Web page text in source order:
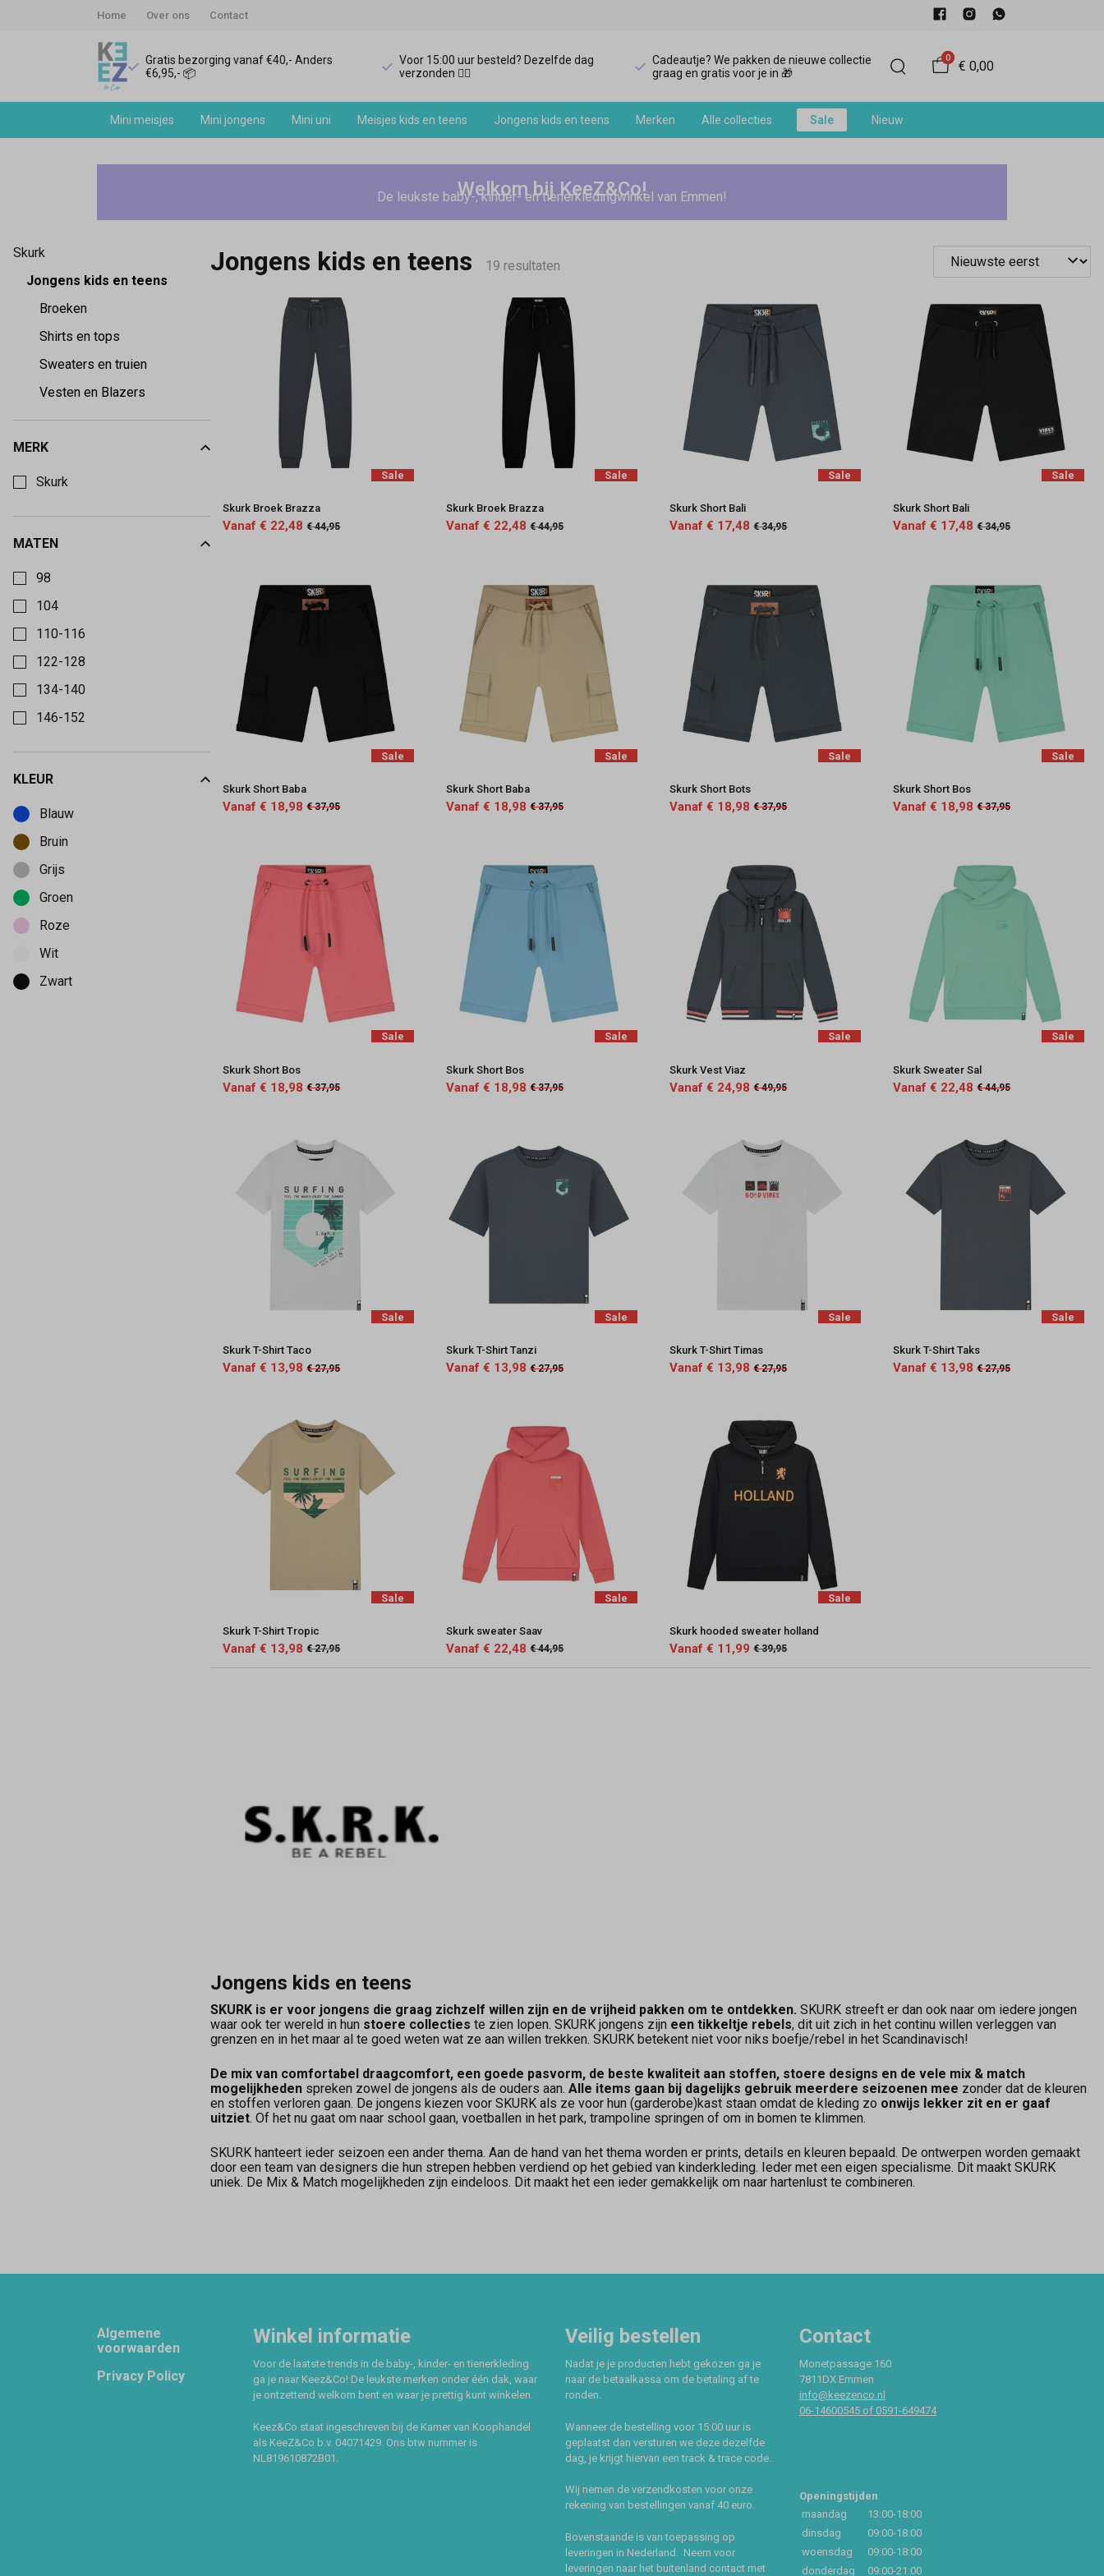
Home Over ons Contact
Gratis bezorging vanaf €40,- Anders
€6,95,- 📦
Voor 15:00 uur besteld? Dezelfde dag
verzonden 🏃‍♀️
Cadeautje? We pakken de nieuwe collectie
graag en gratis voor je in 🎁
0
€ 0,00
Mini meisjes Mini jongens Mini uni Meisjes kids en teens Jongens kids en teens Merken Alle collecties Sale Nieuw
Skurk
-
Keez&Co
Welkom bij KeeZ&Co!
De leukste baby-, kinder- en tienerkledingwinkel van Emmen!
Skurk
Jongens kids en teens
Broeken
Shirts en tops
Sweaters en truien
Vesten en Blazers
MERK
Skurk
MATEN
98
104
110-116
122-128
134-140
146-152
KLEUR
Blauw
Bruin
Grijs
Groen
Roze
Wit
Zwart
Jongens kids en teens 19 resultaten
Sale
Skurk Broek Brazza
Vanaf € 22,48 € 44,95
Sale
Skurk Broek Brazza
Vanaf € 22,48 € 44,95
Sale
Skurk Short Bali
Vanaf € 17,48 € 34,95
Sale
Skurk Short Bali
Vanaf € 17,48 € 34,95
Sale
Skurk Short Baba
Vanaf € 18,98 € 37,95
Sale
Skurk Short Baba
Vanaf € 18,98 € 37,95
Sale
Skurk Short Bots
Vanaf € 18,98 € 37,95
Sale
Skurk Short Bos
Vanaf € 18,98 € 37,95
Sale
Skurk Short Bos
Vanaf € 18,98 € 37,95
Sale
Skurk Short Bos
Vanaf € 18,98 € 37,95
Sale
Skurk Vest Viaz
Vanaf € 24,98 € 49,95
Sale
Skurk Sweater Sal
Vanaf € 22,48 € 44,95
Sale
Skurk T-Shirt Taco
Vanaf € 13,98 € 27,95
Sale
Skurk T-Shirt Tanzi
Vanaf € 13,98 € 27,95
Sale
Skurk T-Shirt Timas
Vanaf € 13,98 € 27,95
Sale
Skurk T-Shirt Taks
Vanaf € 13,98 € 27,95
Sale
Skurk T-Shirt Tropic
Vanaf € 13,98 € 27,95
Sale
Skurk sweater Saav
Vanaf € 22,48 € 44,95
Sale
Skurk hooded sweater holland
Vanaf € 11,99 € 39,95
Jongens kids en teens
SKURK is er voor jongens die graag zichzelf willen zijn en de vrijheid pakken om te ontdekken. SKURK streeft er dan ook naar om iedere jongen
waar ook ter wereld in hun stoere collecties te zien lopen. SKURK jongens zijn een tikkeltje rebels, dit uit zich in het continu willen verleggen van
grenzen en in het maar al te goed weten wat ze aan willen trekken. SKURK betekent niet voor niks boefje/rebel in het Scandinavisch!
De mix van comfortabel draagcomfort, een goede pasvorm, de beste kwaliteit aan stoffen, stoere designs en de vele mix & match
mogelijkheden spreken zowel de jongens als de ouders aan. Alle items gaan bij dagelijks gebruik meerdere seizoenen mee zonder dat de kleuren
en stoffen verloren gaan. De jongens kiezen voor SKURK als ze voor hun (garderobe)kast staan omdat de kleding zo onwijs lekker zit en er gaaf
uitziet. Of het nu gaat om naar school gaan, voetballen in het park, trampoline springen of om in bomen te klimmen.
SKURK hanteert ieder seizoen een ander thema. Aan de hand van het thema worden er prints, details en kleuren bepaald. De ontwerpen worden gemaakt
door een team van designers die hun strepen hebben verdiend op het gebied van kinderkleding. Ieder met een eigen specialisme. Dit maakt SKURK
uniek. De Mix & Match mogelijkheden zijn eindeloos. Dit maakt het een ieder gemakkelijk om naar hartenlust te combineren.
Footer
Algemene
voorwaarden
Privacy Policy
Winkel informatie
Voor de laatste trends in de baby-, kinder- en tienerkleding
ga je naar Keez&Co! De leukste merken onder één dak, waar
je ontzettend welkom bent en waar je prettig kunt winkelen.
Keez&Co staat ingeschreven bij de Kamer van Koophandel
als KeeZ&Co b.v. 04071429. Ons btw nummer is
NL819610872B01.
Veilig bestellen
Nadat je je producten hebt gekozen ga je
naar de betaalkassa om de betaling af te
ronden.
Wanneer de bestelling voor 15:00 uur is
geplaatst dan versturen we deze dezelfde
dag, je krijgt hiervan een track & trace code.
Wij nemen de verzendkosten voor onze
rekening van bestellingen vanaf 40 euro.
Bovenstaande is van toepassing op
leveringen in Nederland. Neem voor
leveringen naar het buitenland contact met
Contact
Monetpassage 160
7811DX Emmen
info@keezenco.nl
06-14600545 of 0591-649474
Openingstijden
maandag
13:00-18:00
dinsdag
09:00-18:00
woensdag
09:00-18:00
donderdag
09:00-21:00